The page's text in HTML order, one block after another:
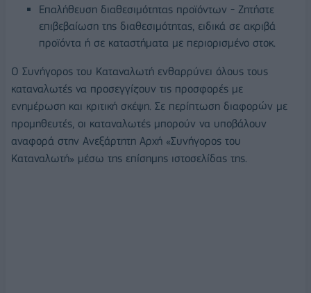
Επαλήθευση διαθεσιμότητας προϊόντων - Ζητήστε
επιβεβαίωση της διαθεσιμότητας, ειδικά σε ακριβά
προϊόντα ή σε καταστήματα με περιορισμένο στοκ.
Ο Συνήγορος του Καταναλωτή ενθαρρύνει όλους τους
καταναλωτές να προσεγγίζουν τις προσφορές με
ενημέρωση και κριτική σκέψη. Σε περίπτωση διαφορών με
προμηθευτές, οι καταναλωτές μπορούν να υποβάλουν
αναφορά στην Ανεξάρτητη Αρχή «Συνήγορος του
Καταναλωτή» μέσω της επίσημης ιστοσελίδας της.